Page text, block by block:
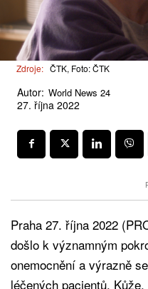
Zdroje: ČTK, Foto: ČTK
Autor: World News 24
27. října 2022
Praha 27. října 2022
došlo k významným
onemocnění a výrazně
léčených pacientů.